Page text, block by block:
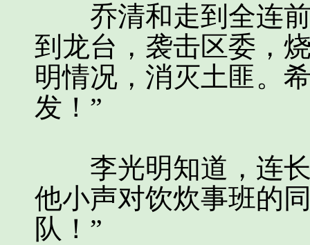
乔清和走到全连前
到龙台，袭击区委，
明情况，消灭土匪。
发！”
李光明知道，连长
他小声对饮炊事班的
队！”